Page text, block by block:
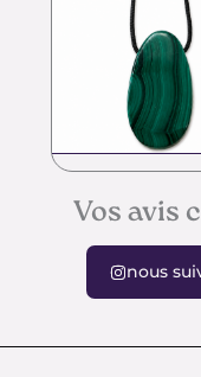
Vos avis
nous